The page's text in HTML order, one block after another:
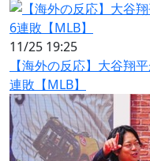
11/25 19:25
【海外の反応】大谷翔
連敗【MLB】